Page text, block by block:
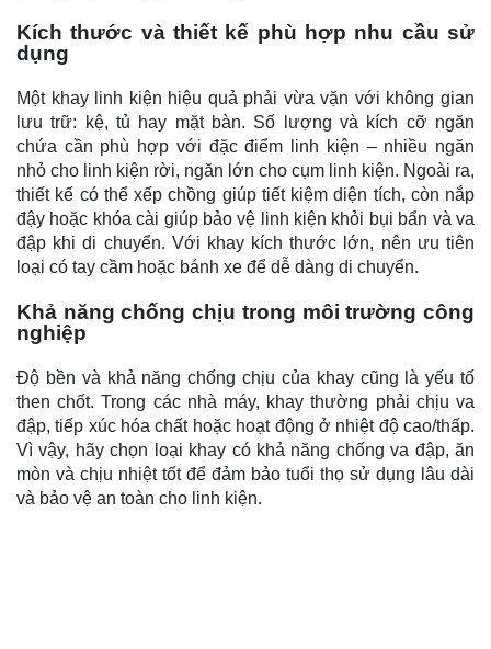
Kích thước và thiết kế phù hợp nhu cầu sử
dụng
Một khay linh kiện hiệu quả phải vừa vặn với không gian
lưu trữ: kệ, tủ hay mặt bàn. Số lượng và kích cỡ ngăn
chứa cần phù hợp với đặc điểm linh kiện – nhiều ngăn
nhỏ cho linh kiện rời, ngăn lớn cho cụm linh kiện. Ngoài ra,
thiết kế có thể xếp chồng giúp tiết kiệm diện tích, còn nắp
đậy hoặc khóa cài giúp bảo vệ linh kiện khỏi bụi bẩn và va
đập khi di chuyển. Với khay kích thước lớn, nên ưu tiên
loại có tay cầm hoặc bánh xe để dễ dàng di chuyển.
Khả năng chống chịu trong môi trường công
nghiệp
Độ bền và khả năng chống chịu của khay cũng là yếu tố
then chốt. Trong các nhà máy, khay thường phải chịu va
đập, tiếp xúc hóa chất hoặc hoạt động ở nhiệt độ cao/thấp.
Vì vậy, hãy chọn loại khay có khả năng chống va đập, ăn
mòn và chịu nhiệt tốt để đảm bảo tuổi thọ sử dụng lâu dài
và bảo vệ an toàn cho linh kiện.